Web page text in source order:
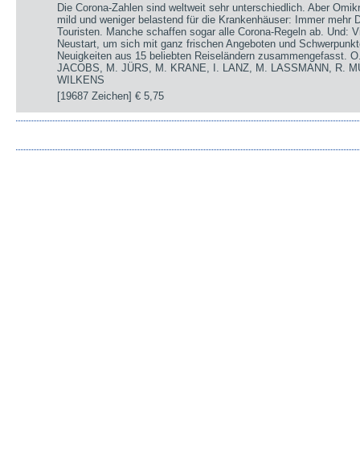
Die Corona-Zahlen sind weltweit sehr unterschiedlich. Aber
mild und weniger belastend für die Krankenhäuser: Immer mehr
Touristen. Manche schaffen sogar alle Corona-Regeln ab. Und:
Neustart, um sich mit ganz frischen Angeboten und
Neuigkeiten aus 15 beliebten Reiseländern zusammengefasst.
JACOBS, M. JÜRS, M. KRANE, I. LANZ, M. LASSMANN, R.
WILKENS
[19687 Zeichen]€ 5,75